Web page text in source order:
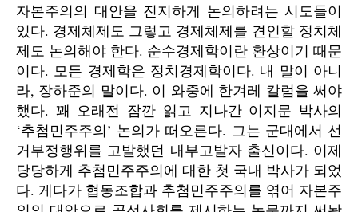
자본주의의 대안을 진지하게 논의하려는 시도들이
있다. 경제체제도 그렇고 경제체제를 견인할 정치체
제도 논의해야 한다. 순수경제학이란 환상이기 때문
이다. 모든 경제학은 정치경제학이다. 내 말이 아니
라, 장하준의 말이다. 이 와중에 한겨레 칼럼을 써야
했다. 꽤 오래전 잠깐 읽고 지나간 이지문 박사의
‘추첨민주주의’ 논의가 떠오른다. 그는 군대에서 선
거부정행위를 고발했던 내부고발자 출신이다. 이제
당당하게 추첨민주주의에 대한 첫 국내 박사가 되었
다. 게다가 협동조합과 추첨민주주의를 엮어 자본주